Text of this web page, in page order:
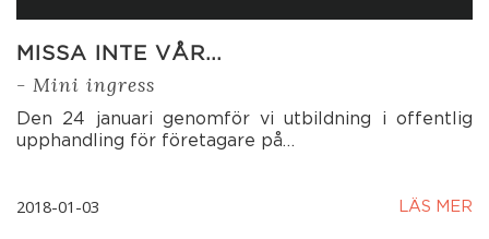
MISSA INTE VÅR…
- Mini ingress
Den 24 januari genomför vi utbildning i offentlig
upphandling för företagare på…
2018-01-03 LÄS MER